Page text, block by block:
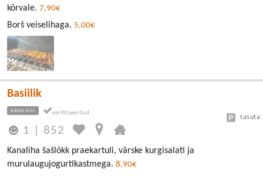
kõrvale. 7,90€
Borš veiselihaga. 5,00€
Basiilik
KESKLINN
1 852
tasuta
Kanaliha šašlõkk praekartuli, värske kurgisalati ja
murulaugujogurtikastmega. 8,90€